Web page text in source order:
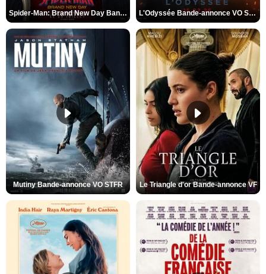
Spider-Man: Brand New Day Bande-annonce VO STFR L'Odyssée Bande-annonce VO STFR
Mutiny Bande-annonce VO STFR Le Triangle d'or Bande-annonce VF